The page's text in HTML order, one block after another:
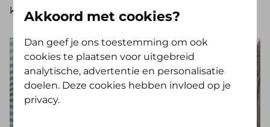
kan genieten van een korte vakantie.
Akkoord met cookies?
Dan geef je ons toestemming om ook
cookies te plaatsen voor uitgebreid
analytische, advertentie en personalisatie
doelen. Deze cookies hebben invloed op je
privacy.